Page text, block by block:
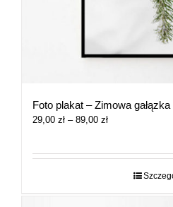
Foto plakat – Zimowa gałązka
29,00 zł – 89,00 złZakres
29,00 zł